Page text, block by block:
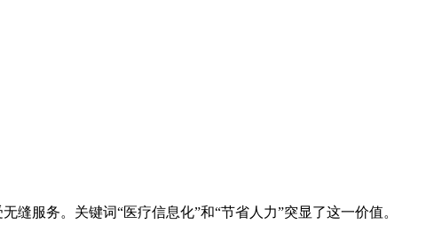
缝服务。关键词“医疗信息化”和“节省人力”突显了这一价值。